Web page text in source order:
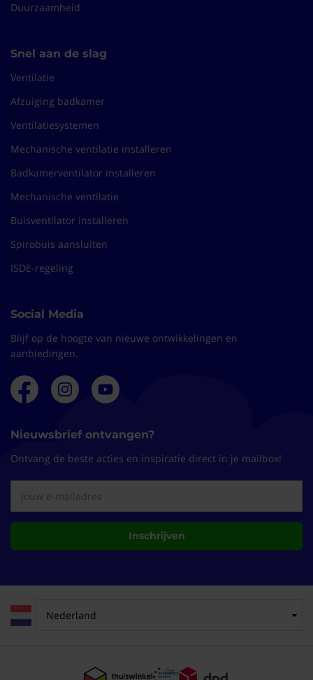
Duurzaamheid
Snel aan de slag
Ventilatie
Afzuiging badkamer
Ventilatiesystemen
Mechanische ventilatie installeren
Badkamerventilator installeren
Mechanische ventilatie
Buisventilator installeren
Spirobuis aansluiten
ISDE-regeling
Social Media
Blijf op de hoogte van nieuwe ontwikkelingen en
aanbiedingen.
Nieuwsbrief ontvangen?
Ontvang de beste acties en inspiratie direct in je mailbox!
Inschrijven